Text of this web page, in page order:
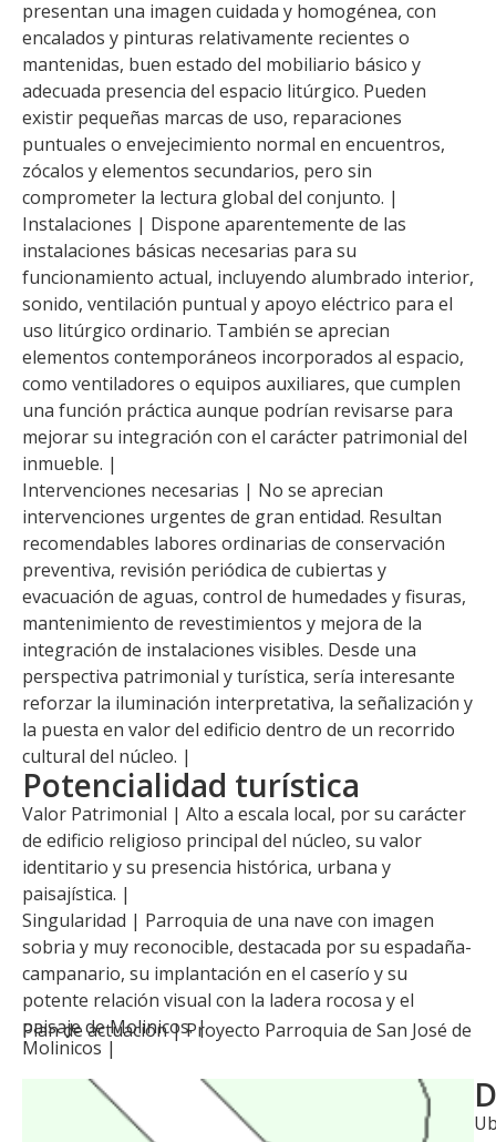
presentan una imagen cuidada y homogénea, con
encalados y pinturas relativamente recientes o
mantenidas, buen estado del mobiliario básico y
adecuada presencia del espacio litúrgico. Pueden
existir pequeñas marcas de uso, reparaciones
puntuales o envejecimiento normal en encuentros,
zócalos y elementos secundarios, pero sin
comprometer la lectura global del conjunto. |
Instalaciones | Dispone aparentemente de las
instalaciones básicas necesarias para su
funcionamiento actual, incluyendo alumbrado interior,
sonido, ventilación puntual y apoyo eléctrico para el
uso litúrgico ordinario. También se aprecian
elementos contemporáneos incorporados al espacio,
como ventiladores o equipos auxiliares, que cumplen
una función práctica aunque podrían revisarse para
mejorar su integración con el carácter patrimonial del
inmueble. |
Intervenciones necesarias | No se aprecian
intervenciones urgentes de gran entidad. Resultan
recomendables labores ordinarias de conservación
preventiva, revisión periódica de cubiertas y
evacuación de aguas, control de humedades y fisuras,
mantenimiento de revestimientos y mejora de la
integración de instalaciones visibles. Desde una
perspectiva patrimonial y turística, sería interesante
reforzar la iluminación interpretativa, la señalización y
la puesta en valor del edificio dentro de un recorrido
cultural del núcleo. |
Potencialidad turística
Valor Patrimonial | Alto a escala local, por su carácter
de edificio religioso principal del núcleo, su valor
identitario y su presencia histórica, urbana y
paisajística. |
Singularidad | Parroquia de una nave con imagen
sobria y muy reconocible, destacada por su espadaña-
campanario, su implantación en el caserío y su
potente relación visual con la ladera rocosa y el
paisaje de Molinicos. |
Plan de actuación |Proyecto Parroquia de San José de
Molinicos |